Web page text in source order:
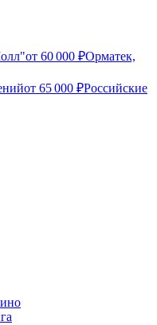
от 60 000 ₽Орматек,
от 65 000 ₽Российские